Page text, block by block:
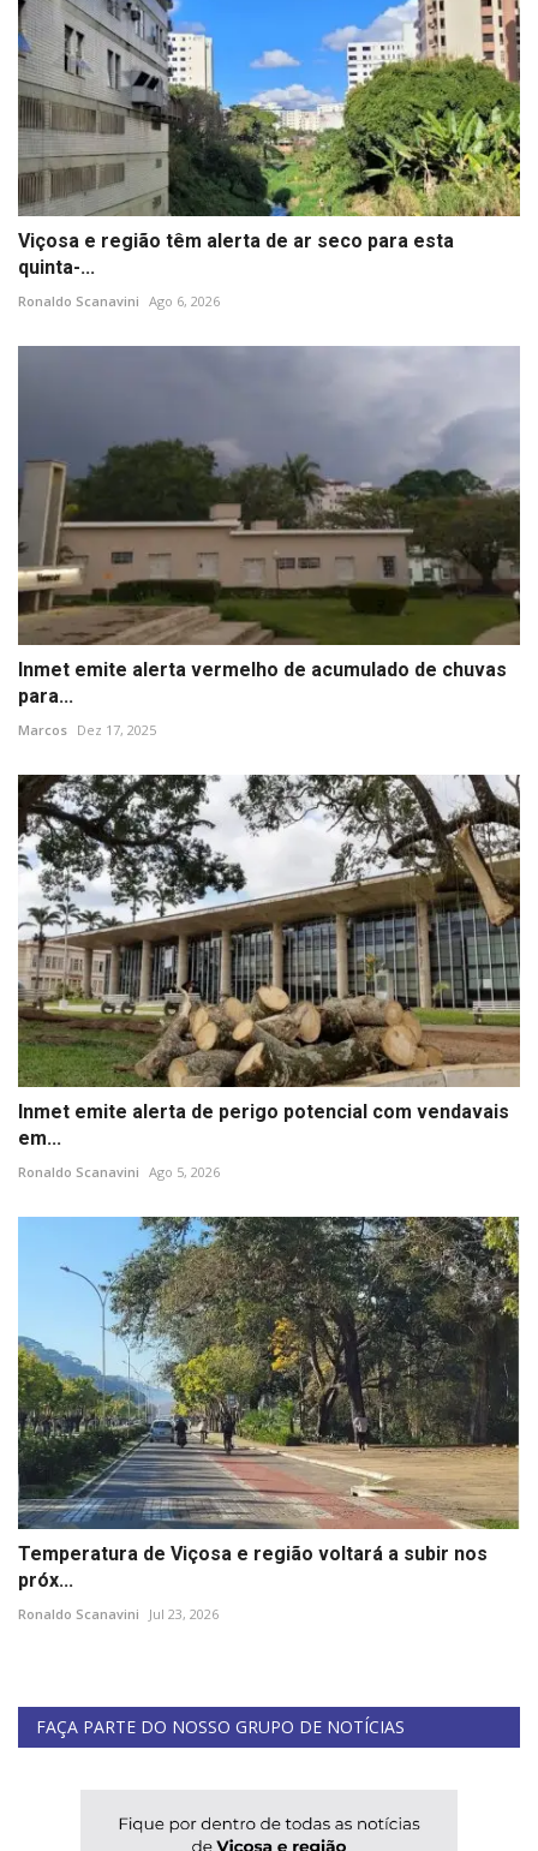
Viçosa e região têm alerta de ar seco para esta
quinta-...
Ronaldo Scanavini Ago 6, 2026
Inmet emite alerta vermelho de acumulado de chuvas
para...
Marcos Dez 17, 2025
Inmet emite alerta de perigo potencial com vendavais
em...
Ronaldo Scanavini Ago 5, 2026
Temperatura de Viçosa e região voltará a subir nos
próx...
Ronaldo Scanavini Jul 23, 2026
FAÇA PARTE DO NOSSO GRUPO DE NOTÍCIAS